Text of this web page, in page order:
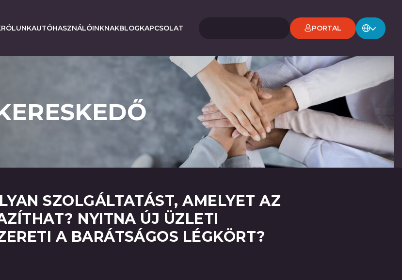
RÓLUNKAUTÓHASZNÁLÓINKNAKBLOGKAPCSOLAT PORTAL
SZOLGÁLTATÁST, AMELYET AZ
NYITNA ÚJ ÜZLETI
A BARÁTSÁGOS LÉGKÖRT?